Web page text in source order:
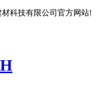
科技有限公司官方网站!